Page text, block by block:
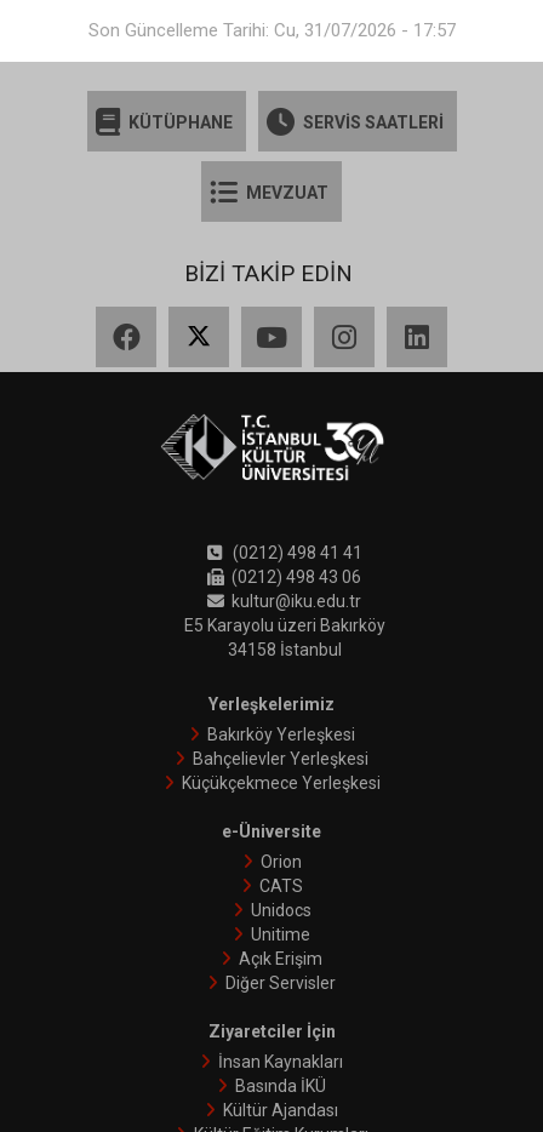
Son Güncelleme Tarihi: Cu, 31/07/2026 - 17:57
KÜTÜPHANE SERVİS SAATLERİ
MEVZUAT
BİZİ TAKİP EDİN
(0212) 498 41 41
(0212) 498 43 06
kultur@iku.edu.tr
E5 Karayolu üzeri Bakırköy
34158 İstanbul
Yerleşkelerimiz
Bakırköy Yerleşkesi
Bahçelievler Yerleşkesi
Küçükçekmece Yerleşkesi
e-Üniversite
Orion
CATS
Unidocs
Unitime
Açık Erişim
Diğer Servisler
Ziyaretciler İçin
İnsan Kaynakları
Basında İKÜ
Kültür Ajandası